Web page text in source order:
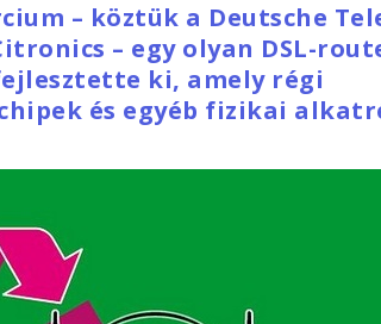
– köztük a Deutsche
– egy olyan DSL-
ki, amely régi
és egyéb fizikai